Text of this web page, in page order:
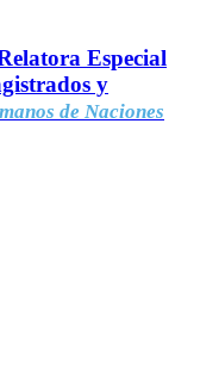
Especial
y
de Naciones